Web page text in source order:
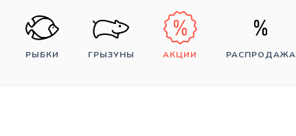
РЫБКИ ГРЫЗУНЫ АКЦИИ РАСПРОДАЖА